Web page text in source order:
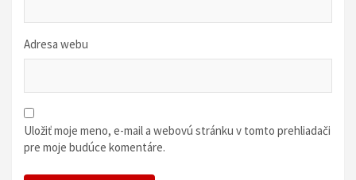
Adresa webu
Uložiť moje meno, e-mail a webovú stránku v tomto prehliadači
pre moje budúce komentáre.